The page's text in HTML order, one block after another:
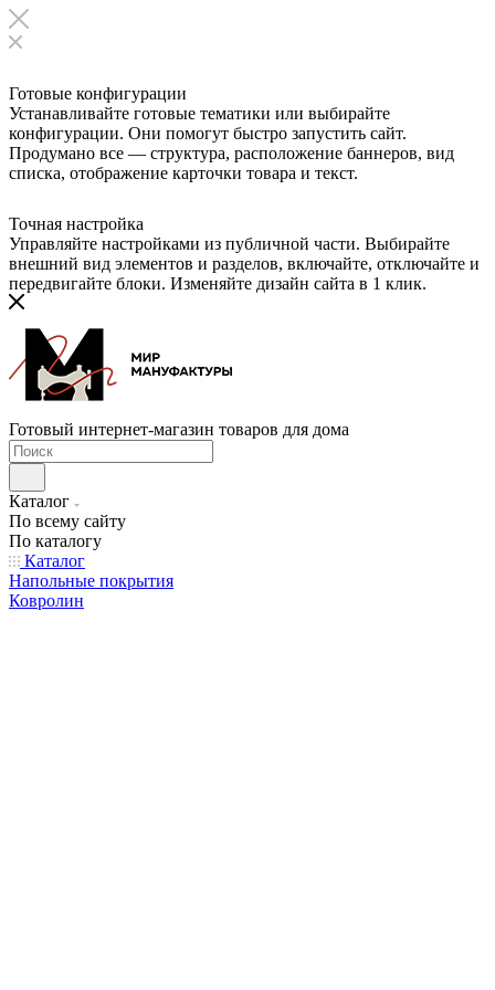
Готовые конфигурации
Устанавливайте готовые тематики или выбирайте
конфигурации. Они помогут быстро запустить сайт.
Продумано все — структура, расположение баннеров, вид
списка, отображение карточки товара и текст.
Точная настройка
Управляйте настройками из публичной части. Выбирайте
внешний вид элементов и разделов, включайте, отключайте и
передвигайте блоки. Изменяйте дизайн сайта в 1 клик.
Готовый интернет-магазин товаров для дома
Каталог
По всему сайту
По каталогу
Каталог
Напольные покрытия
Ковролин